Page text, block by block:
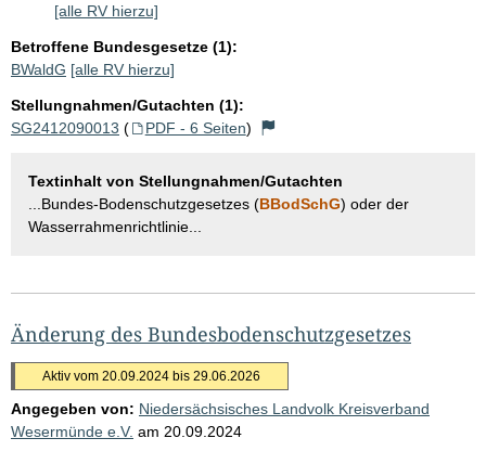
[alle RV hierzu]
Betroffene Bundesgesetze (1):
BWaldG [alle RV hierzu]
Stellungnahmen/Gutachten (1):
SG2412090013 ( PDF - 6 Seiten)
Textinhalt von Stellungnahmen/Gutachten
...Bundes-Bodenschutzgesetzes (BBodSchG) oder der
Wasserrahmenrichtlinie...
Änderung des Bundesbodenschutzgesetzes
Aktiv vom 20.09.2024 bis 29.06.2026
Angegeben von: Niedersächsisches Landvolk Kreisverband
Wesermünde e.V. am 20.09.2024